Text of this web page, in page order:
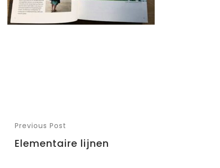
Previous Post
Elementaire lijnen